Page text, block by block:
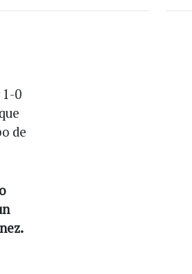
0
de